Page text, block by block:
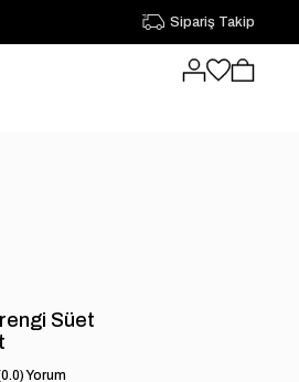
Sipariş Takip
Süet
0.0